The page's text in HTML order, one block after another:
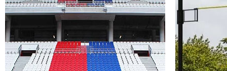
COMBINÉS HAND/BASKET
FOOTBALL
FOOTBALL US
SAUTS